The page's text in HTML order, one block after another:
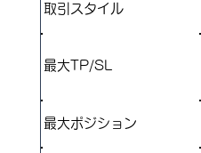
取引スタイル
最大TP/SL
​最大ポジション